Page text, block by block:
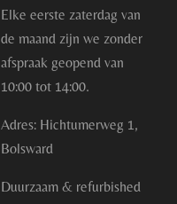
Elke eerste zaterdag van
de maand zijn we zonder
afspraak geopend van
10:00 tot 14:00.
Adres: Hichtumerweg 1,
Bolsward
Duurzaam & refurbished